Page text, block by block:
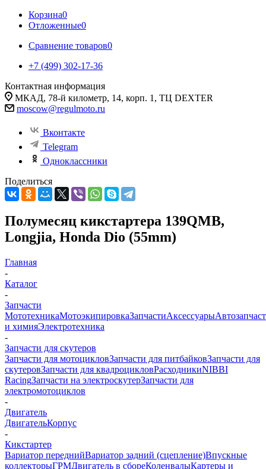
Корзина0
Отложенные0
Сравнение товаров0
+7 (499) 302-17-36
Контактная информация
МКАД, 78-й километр, 14, корп. 1, ТЦ DEXTER
moscow@regulmoto.ru
Вконтакте
Telegram
Одноклассники
Поделиться
Полумесяц кикстартера 139QMB,
Longjia, Honda Dio (55mm)
Главная
-
Каталог
-
Запчасти
МототехникаМотоэкипировкаЗапчастиАксессуары
и химияЭлектротехника
-
Запчасти для скутеров
Запчасти для мотоцикловЗапчасти для питбайковЗапчасти для
скутеровЗапчасти для квадроцикловРасходникиNIBBI
RacingЗапчасти на электроскутерЗапчасти для
электромотоциклов
-
Двигатель
ДвигательКорпус
-
Кикстартер
Вариатор переднийВариатор задний (сцепление)Впускные
коллекторыГРМДвигатель в сбореКоленвалыКартеры и